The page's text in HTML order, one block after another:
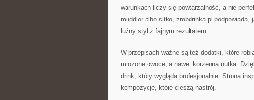
warunkach liczy się powtarzalność, a nie
muddler albo sitko, zrobdrinka.pl
luźny styl z fajnym rezultatem.
W przepisach ważne są też dodatki, które
mrożone owoce, a nawet korzenna nutka.
drink, który wygląda profesjonalnie. Strona
kompozycje, które cieszą nastrój.